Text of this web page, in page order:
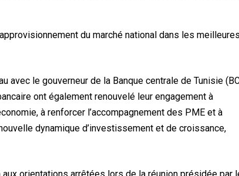
du marché national dans les meilleures
avec le gouverneur de la Banque centrale de Tunisie
ont également renouvelé leur engagement à
à renforcer l’accompagnement des PME et à
dynamique d’investissement et de croissance,